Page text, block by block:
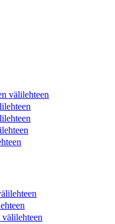
välilehteen